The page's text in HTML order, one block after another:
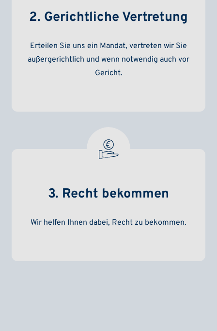
2. Gerichtliche Vertretung
Erteilen Sie uns ein Mandat, vertreten wir Sie
außergerichtlich und wenn notwendig auch vor
Gericht.
3. Recht bekommen
Wir helfen Ihnen dabei, Recht zu bekommen.